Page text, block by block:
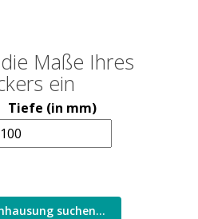
Maße Ihres
ein
Tiefe (in mm)
suchen...